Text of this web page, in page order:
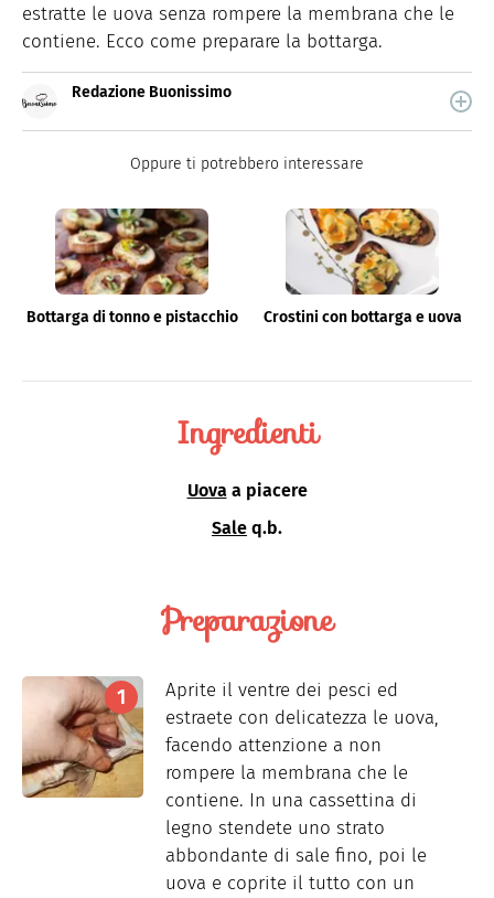
estratte le uova senza rompere la membrana che le
contiene. Ecco come preparare la bottarga.
Redazione Buonissimo
quale trovi idee veloci, facili e spiegate passo passo.
Oppure ti potrebbero interessare
Bottarga di tonno e pistacchio Crostini con bottarga e uova
Ingredienti
Uova a piacere
Sale q.b.
Preparazione
Aprite il ventre dei pesci ed
estraete con delicatezza le uova,
facendo attenzione a non
rompere la membrana che le
contiene. In una cassettina di
legno stendete uno strato
abbondante di sale fino, poi le
uova e coprite il tutto con un